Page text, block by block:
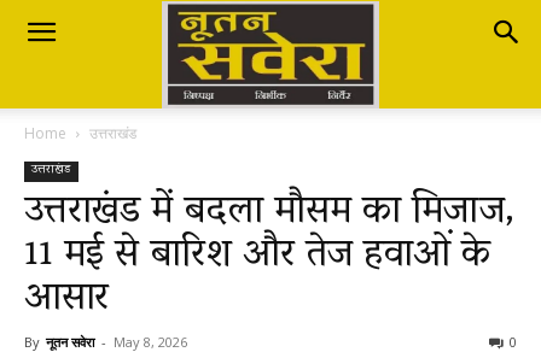
Nutan
Savera
नूतन
सवेरा
Home उत्तराखंड
उत्तराखंड
उत्तराखंड में बदला मौसम का मिजाज,
11 मई से बारिश और तेज हवाओं के
आसार
By नूतन सवेरा - May 8, 2026 0